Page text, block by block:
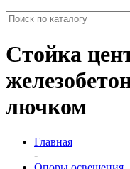
Стойка
лючком
Главная
-